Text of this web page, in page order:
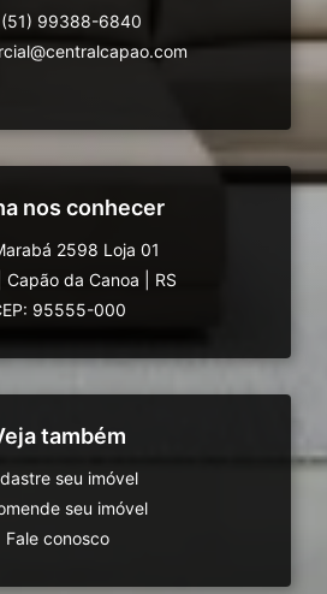
(51) 99388-6840
nos conhecer
2598 Loja 01
Capão da Canoa
RS
95555-000
também
seu imóvel
seu imóvel
Fale conosco